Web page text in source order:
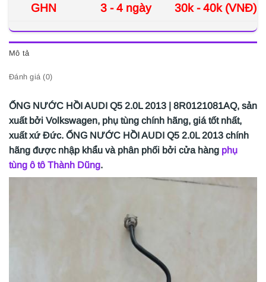
GHN 3 - 4 ngày 30k - 40k (VNĐ)
Mô tả
Đánh giá (0)
ỐNG NƯỚC HỒI AUDI Q5 2.0L 2013 | 8R0121081AQ, sản
xuất bởi Volkswagen, phụ tùng chính hãng, giá tốt nhất,
xuất xứ Đức. ỐNG NƯỚC HỒI AUDI Q5 2.0L 2013 chính
hãng được nhập khẩu và phân phối bởi cửa hàng phụ
tùng ô tô Thành Dũng.